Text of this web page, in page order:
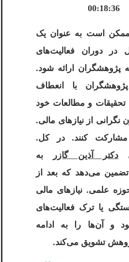
00:18:36
ممکن است به عنوان یک
دوران فعالیت‌های
پژوهشگران ارائه شود.
با انعطاف
تحقیقات و مطالعات خود
نگرانی از نیازهای مالی.
کنند. در کل.
دکتر آذین گازر
به
می‌دهد که بعد از
علمی. نیازهای مالی
یا ترک فعالیت‌های
و آن‌ها را به ادامه
تشویق می‌کند.